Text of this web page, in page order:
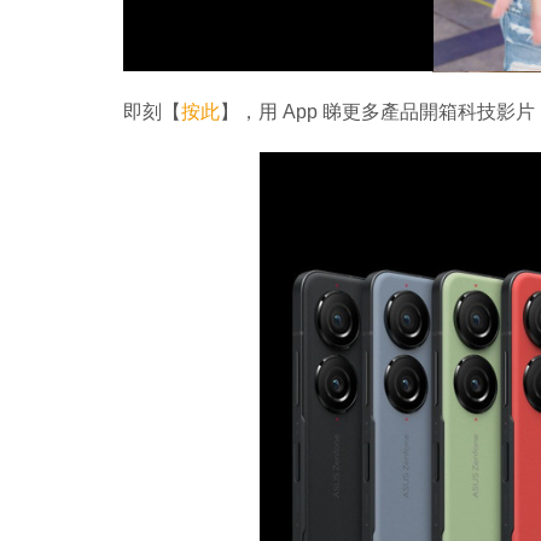
即刻【按此】，用 App 睇更多產品開箱科技影片